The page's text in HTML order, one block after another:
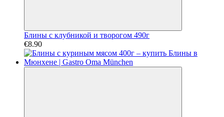
Блины с клубникой и творогом 490г
€8.90